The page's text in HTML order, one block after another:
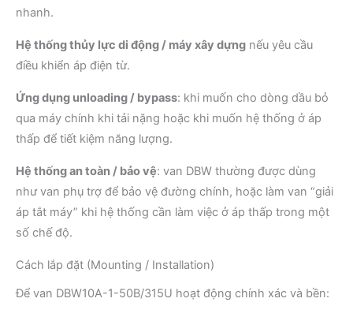
nhanh.
Hệ thống thủy lực di động / máy xây dựng nếu yêu cầu
điều khiển áp điện từ.
Ứng dụng unloading / bypass: khi muốn cho dòng dầu bỏ
qua máy chính khi tải nặng hoặc khi muốn hệ thống ở áp
thấp để tiết kiệm năng lượng.
Hệ thống an toàn / bảo vệ: van DBW thường được dùng
như van phụ trợ để bảo vệ đường chính, hoặc làm van “giải
áp tắt máy” khi hệ thống cần làm việc ở áp thấp trong một
số chế độ.
Cách lắp đặt (Mounting / Installation)
Để van DBW10A-1-50B/315U hoạt động chính xác và bền: